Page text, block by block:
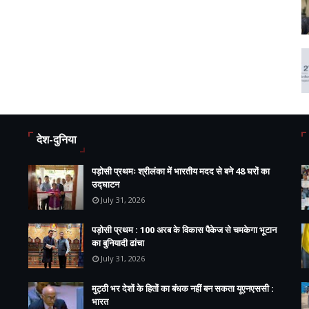
देश-दुनिया
पड़ोसी प्रथमः श्रीलंका में भारतीय मदद से बने 48 घरों का
उद्घाटन
July 31, 2026
पड़ोसी प्रथम : 100 अरब के विकास पैकेज से चमकेगा भूटान
का बुनियादी ढांचा
July 31, 2026
मुट्ठी भर देशों के हितों का बंधक नहीं बन सकता यूएनएससी :
भारत